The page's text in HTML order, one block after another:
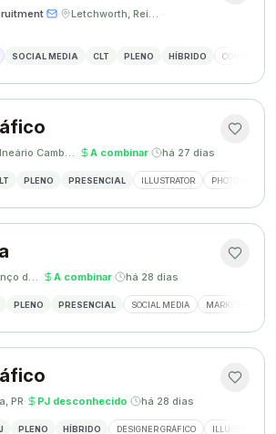
· · Letchworth, Reino Unido ·
SOCIAL MEDIA CLT PLENO HÍBRIDO CONTENT
Balneário Camboriú, SC · A combinar· há 27 dias
PLENO PRESENCIAL ILLUSTRATOR PHOTOSHOP
São Lourenço do Oeste, SC · A combinar· há 28 dias
PLENO PRESENCIAL SOCIAL MEDIA MARKETING
PR· PJ desconhecido· há 28 dias
PLENO HÍBRIDO DESIGNER GRÁFICO ILLUSTRATOR